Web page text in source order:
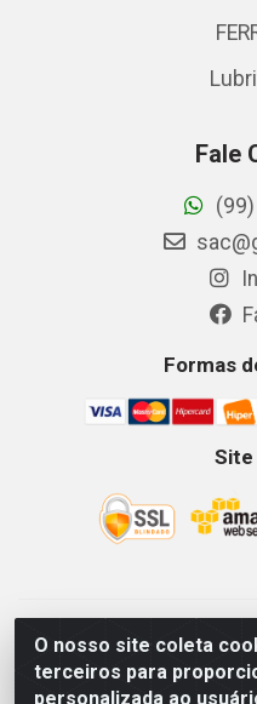
O nosso site coleta
terceiros para
personalizada ao
Fale
Formas
Site
GKSEG EPI Maquinas e
Vargas, 2066 Centro,
11.191.946/0001-07 -